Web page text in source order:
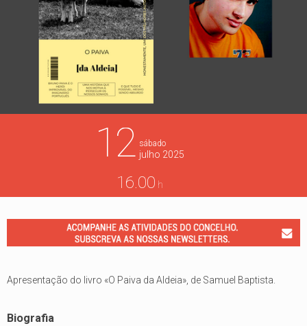
12 sábado
julho 2025
16.00 h
Apresentação do livro «O Paiva da Aldeia», de Samuel Baptista.
Biografia